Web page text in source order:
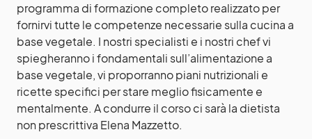
programma di formazione completo realizzato per
fornirvi tutte le competenze necessarie sulla cucina a
base vegetale. I nostri specialisti e i nostri chef vi
spiegheranno i fondamentali sull’alimentazione a
base vegetale, vi proporranno piani nutrizionali e
ricette specifici per stare meglio fisicamente e
mentalmente. A condurre il corso ci sarà la dietista
non prescrittiva Elena Mazzetto.